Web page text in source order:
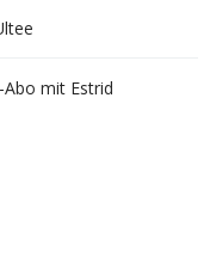
mit Estrid